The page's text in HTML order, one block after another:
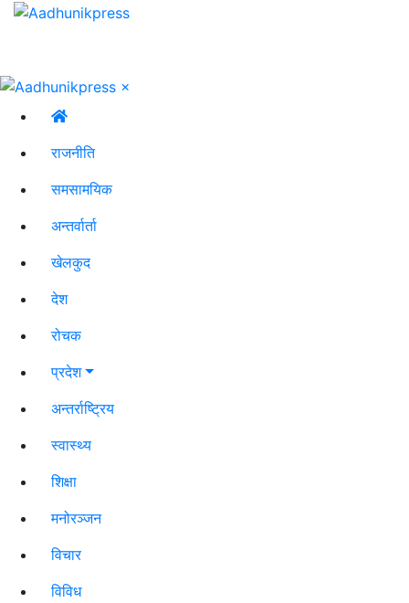
×
राजनीति
समसामयिक
अन्तर्वार्ता
खेलकुद
देश
रोचक
प्रदेश
अन्तर्राष्ट्रिय
स्वास्थ्य
शिक्षा
मनोरञ्जन
विचार
विविध